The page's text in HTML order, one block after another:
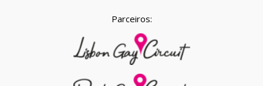
Parceiros: